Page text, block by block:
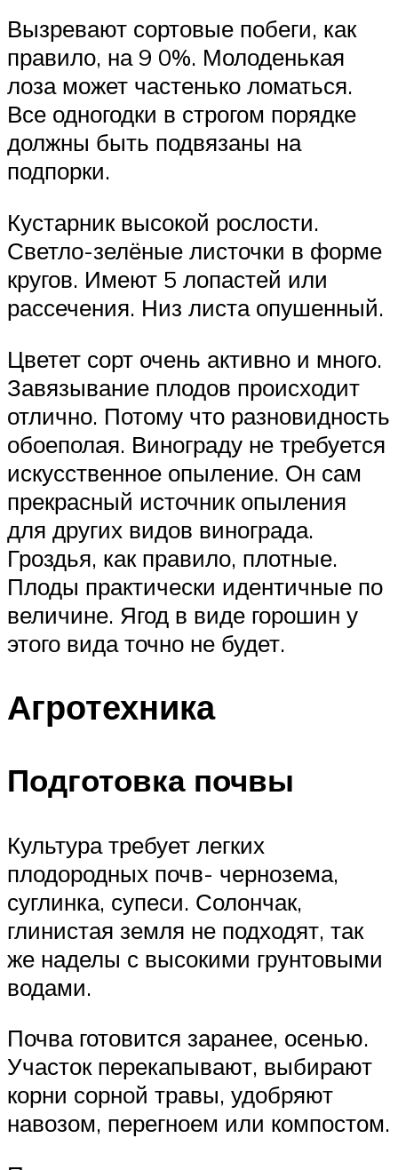
Вызревают сортовые побеги, как
правило, на 9 0%. Молоденькая
лоза может частенько ломаться.
Все одногодки в строгом порядке
должны быть подвязаны на
подпорки.
Кустарник высокой рослости.
Светло-зелёные листочки в форме
кругов. Имеют 5 лопастей или
рассечения. Низ листа опушенный.
Цветет сорт очень активно и много.
Завязывание плодов происходит
отлично. Потому что разновидность
обоеполая. Винограду не требуется
искусственное опыление. Он сам
прекрасный источник опыления
для других видов винограда.
Гроздья, как правило, плотные.
Плоды практически идентичные по
величине. Ягод в виде горошин у
этого вида точно не будет.
Агротехника
Подготовка почвы
Культура требует легких
плодородных почв- чернозема,
суглинка, супеси. Солончак,
глинистая земля не подходят, так
же наделы с высокими грунтовыми
водами.
Почва готовится заранее, осенью.
Участок перекапывают, выбирают
корни сорной травы, удобряют
навозом, перегноем или компостом.